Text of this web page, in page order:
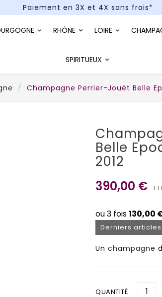
Paiement en 3X et 4X sans frais*
RHÔNE LOIRE
SPIRITUEUX
Champagne Perrier-Jouët Belle
Belle
2012
390,00 €
Derniers
Un champagne
QUANTITÉ